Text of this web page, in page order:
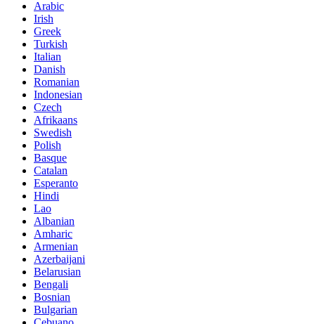
Arabic
Irish
Greek
Turkish
Italian
Danish
Romanian
Indonesian
Czech
Afrikaans
Swedish
Polish
Basque
Catalan
Esperanto
Hindi
Lao
Albanian
Amharic
Armenian
Azerbaijani
Belarusian
Bengali
Bosnian
Bulgarian